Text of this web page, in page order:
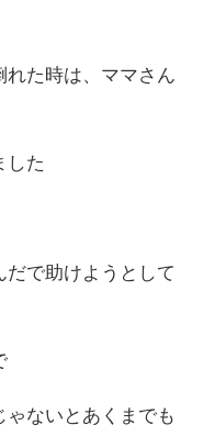
た時は、ママさん
した
で助けようとして
ないとあくまでも